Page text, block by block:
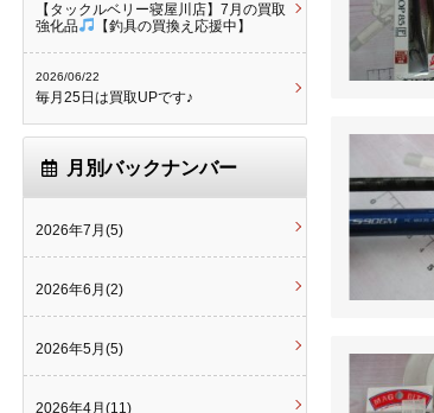
【タックルベリー寝屋川店】7月の買取
強化品
【釣具の買換え応援中】
2026/06/22
毎月25日は買取UPです♪
月別バックナンバー
2026年7月(5)
2026年6月(2)
2026年5月(5)
2026年4月(11)